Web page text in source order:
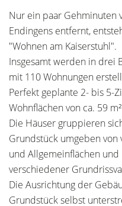
Nur ein paar Gehminuten
Endingens entfernt,
"Wohnen am Kaiserstuhl".
Insgesamt werden in drei
mit 110 Wohnungen
Perfekt geplante 2- bis 5-
Wohnflächen von ca. 59
Die Häuser gruppieren
Grundstück umgeben
und Allgemeinflächen
verschiedener
Die Ausrichtung der
Grundstück selbst